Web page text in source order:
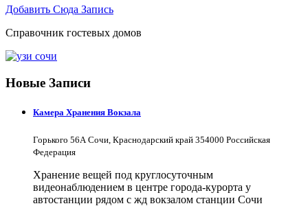
Добавить Сюда Запись
Справочник гостевых домов
Новые Записи
Камера Хранения Вокзала
Горького 56А Сочи, Краснодарский край 354000 Российская
Федерация
Хранение вещей под круглосуточным
видеонаблюдением в центре города-курорта у
автостанции рядом с жд вокзалом станции Сочи